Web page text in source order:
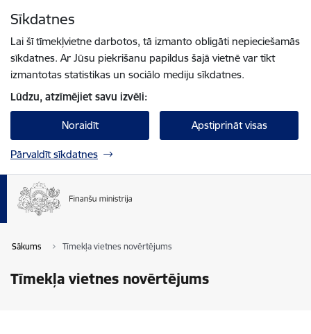
Sīkdatnes
Lai šī tīmekļvietne darbotos, tā izmanto obligāti nepieciešamās
sīkdatnes. Ar Jūsu piekrišanu papildus šajā vietnē var tikt
izmantotas statistikas un sociālo mediju sīkdatnes.
Lūdzu, atzīmējiet savu izvēli:
Noraidīt Apstiprināt visas
Pārvaldīt sīkdatnes
Sākums Tīmekļa vietnes novērtējums
Tīmekļa vietnes novērtējums